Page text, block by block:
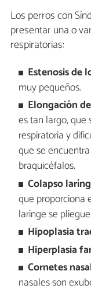
Los perros con
presentar una o
respiratorias:
Estenosis de
muy pequeños.
Elongación
es tan largo, que
respiratoria y
que se
braquicéfalos.
Colapso
que proporciona
laringe se
Hipoplasia
Hiperplasia
Cornetes
nasales son